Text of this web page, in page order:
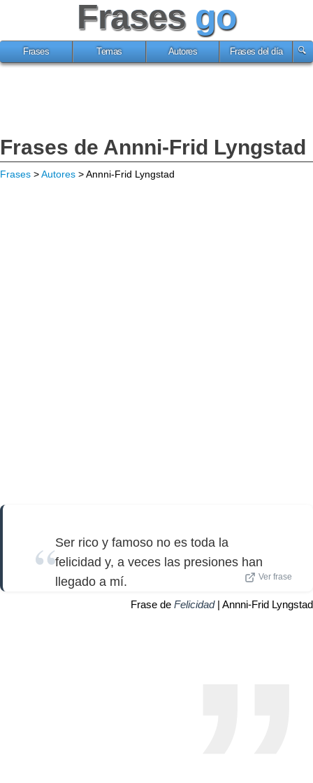
Frases go
Frases Temas Autores Frases del día
Frases de Annni-Frid Lyngstad
Frases >Autores > Annni-Frid Lyngstad
Ser rico y famoso no es toda la
felicidad y, a veces las presiones han
llegado a mí.
Ver frase
Frase de Felicidad| Annni-Frid Lyngstad